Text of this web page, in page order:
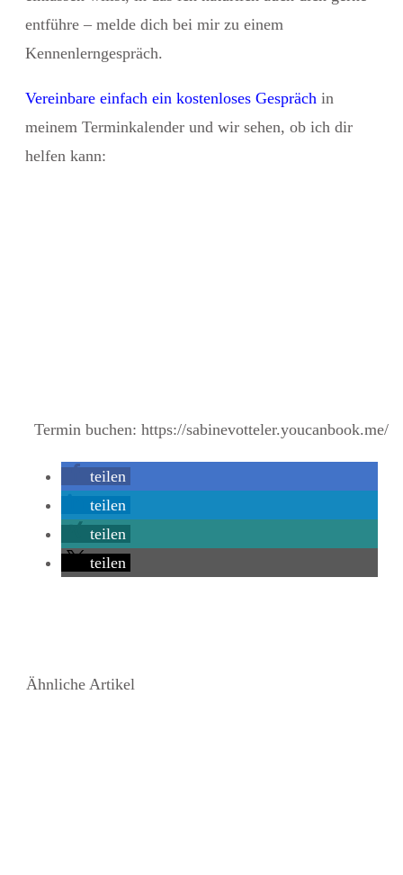
entführe – melde dich bei mir zu einem
Kennenlerngespräch.
Vereinbare einfach ein kostenloses Gespräch in
meinem Terminkalender und wir sehen, ob ich dir
helfen kann:
Termin buchen: https://sabinevotteler.youcanbook.me/
teilen
teilen
teilen
teilen
Ähnliche Artikel